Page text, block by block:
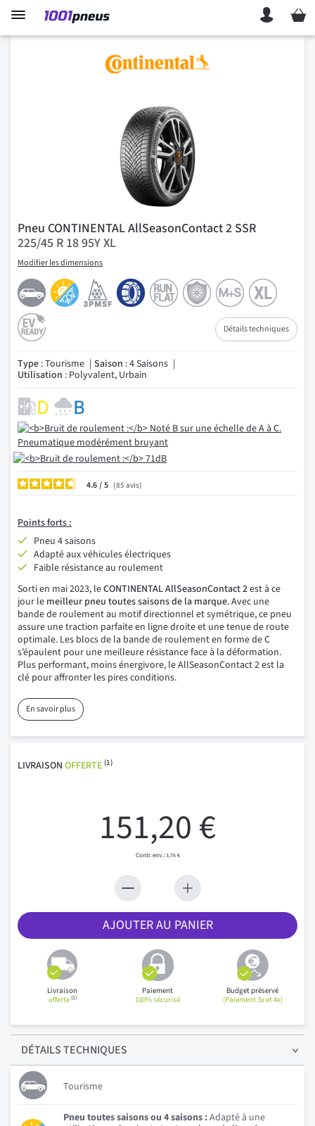
Mon
Pneu CONTINENTAL AllSeasonContact 2 SSR
225/45 R 18 95Y XL
Modifier les dimensions
Détails techniques
Type : Tourisme Saison : 4 Saisons
Utilisation : Polyvalent, Urbain
4.6/ 85 avis
Points forts :
Pneu 4 saisons
Adapté aux véhicules électriques
Faible résistance au roulement
Sorti en mai 2023, leCONTINENTAL AllSeasonContact 2est à ce
jour le meilleur pneu toutes saisons de la marque. Avec une
bande de roulement au motif directionnel et symétrique, ce pneu
assure une traction parfaite en ligne droite et une tenue de route
optimale. Les blocs de la bande de roulement en forme de C
s’épaulent pour une meilleure résistance face à la déformation.
Plus performant, moins énergivore, le AllSeasonContact 2 est la
clé pour affronter les pires conditions.
En savoir plus
LIVRAISON OFFERTE (1)
151,20 €
3,76 €
AJOUTER AU PANIER
Livraison
offerte(1)
Paiement
100% sécurisé
Budget préservé
(Paiement 3x et 4x)
DÉTAILSTECHNIQUES
Tourisme
Pneu toutes saisons ou 4 saisons :Adapté à une